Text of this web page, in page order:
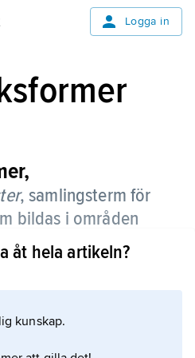
Logga in
, samlingsterm för
bildas i områden
djup tjälbildning
är tjälskjutande,
är
åt hela artikeln?
kunskap.